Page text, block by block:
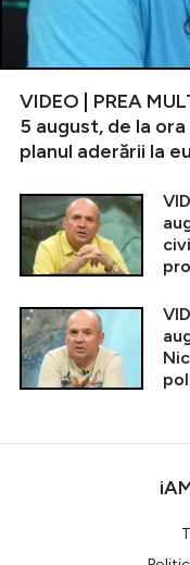
VIDEO | PREA
5 august, de la
planul aderării la